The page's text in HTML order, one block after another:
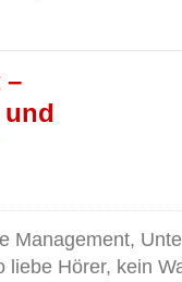
–
Management,
liebe Hörer, kein